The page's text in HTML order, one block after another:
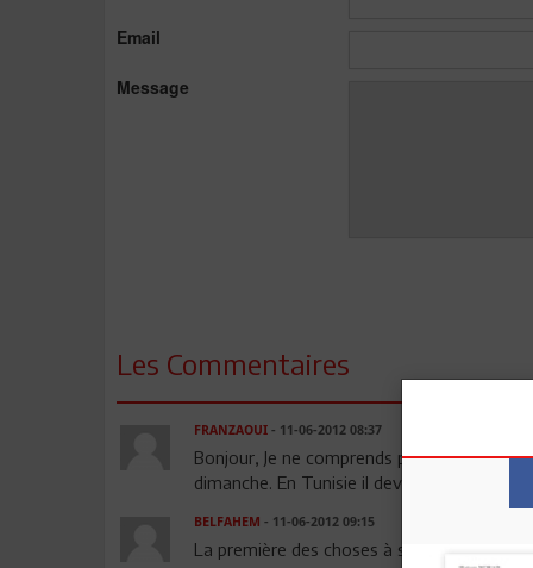
Email
Message
Les Commentaires
FRANZAOUI- 11-06-2012 08:37
Bonjour, Je ne comprends pas. En
dimanche. En Tunisie il devrait s'arréter le
BELFAHEM - 11-06-2012 09:15
La première des choses à signaler c'est